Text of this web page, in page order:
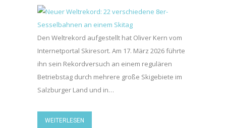
Den Weltrekord aufgestellt hat Oliver Kern vom
Internetportal Skiresort. Am 17. März 2026 führte
ihn sein Rekordversuch an einem regulären
Betriebstag durch mehrere große Skigebiete im
Salzburger Land und in…
WEITERLESEN